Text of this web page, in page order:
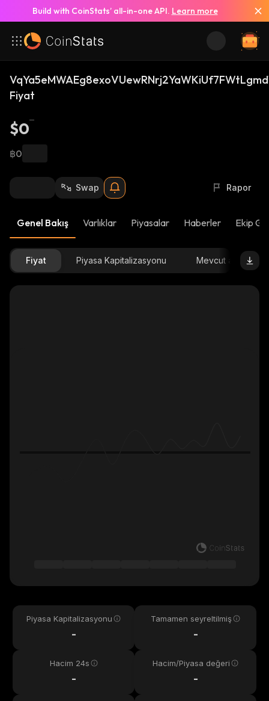
Build with CoinStats’ all-in-one API. Learn more
Fiyat
$0
฿0
Swap Rapor
Genel Bakış Varlıklar Piyasalar Haberler Ekip
Fiyat Piyasa Kapitalizasyonu Mevcut arz
Piyasa Kapitalizasyonu
-
Tamamen seyreltilmiş
-
Hacim 24s
-
Hacim/Piyasa değeri
-